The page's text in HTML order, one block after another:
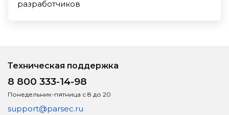
разработчиков
Техническая поддержка
8 800 333-14-98
Понедельник-пятница с 8 до 20
support@parsec.ru